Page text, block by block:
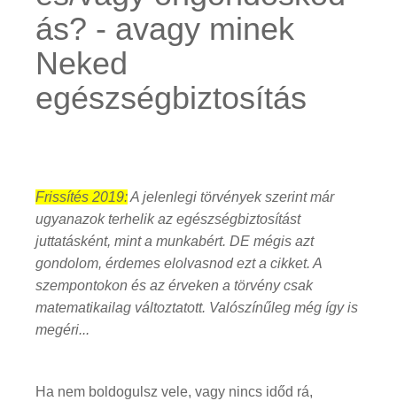
ás? - avagy minek
Neked
egészségbiztosítás
Frissítés 2019:A jelenlegi törvények szerint már
ugyanazok terhelik az egészségbiztosítást
juttatásként, mint a munkabért. DE mégis azt
gondolom, érdemes elolvasnod ezt a cikket. A
szempontokon és az érveken a törvény csak
matematikailag változtatott. Valószínűleg még így is
megéri...
Ha nem boldogulsz vele, vagy nincs időd rá,